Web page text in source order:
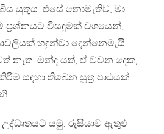
යුතුය. එසේ නොමැතිව, මා
විසඳුමක් වශයෙන්,
හඳුන්වා දෙන්නෙමැයි
නැත. මන්ද යත්, ඒ වචන දෙක,
සඳහා තිබෙන සූත්‍ර පාඨයක්
යමු: රුසියාව ඇතුළු